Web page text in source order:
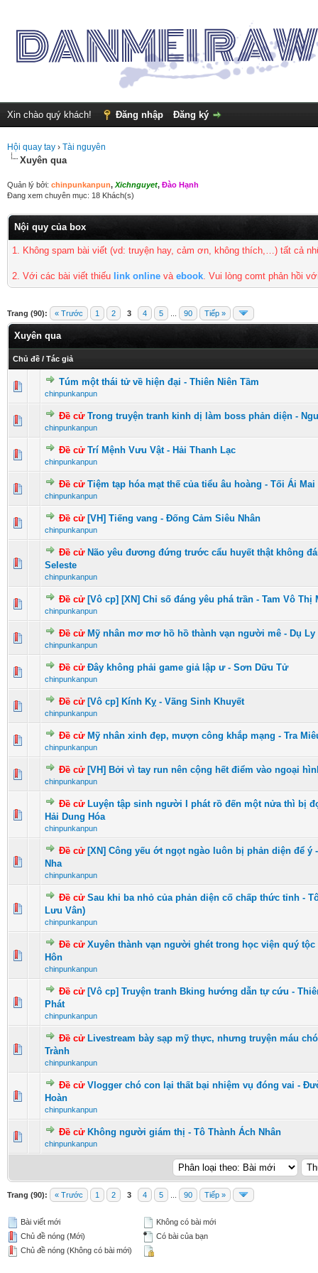
Xin chào quý khách! Đăng nhập Đăng ký
Hội quay tay › Tài nguyên
Xuyên qua
Quản lý bởi: chinpunkanpun, Xichnguyet, Đào Hạnh
Đang xem chuyên mục: 18 Khách(s)
Nội quy của box
1. Không spam bài viết (vd: truyện hay, cảm ơn, không thích,…) tất cả
2. Với các bài viết thiếu link online và ebook. Vui lòng comt phản hồi
Trang (90): « Trước 1 2 3 4 5 90 Tiếp »
Xuyên qua
Chủ đề / Tác giả
Túm một thái tử về hiện đại - Thiên Niên Tầm
chinpunkanpun
0 Vote(s) - 0 vượt quá 5 sao
12345
Đề cử Trong truyện tranh kinh dị làm boss phản diện -
chinpunkanpun
0 Vote(s) - 0 vượt quá 5 sao
12345
Đề cử Trí Mệnh Vưu Vật - Hải Thanh Lạc
chinpunkanpun
0 Vote(s) - 0 vượt quá 5 sao
12345
Đề cử Tiệm tạp hóa mạt thế của tiểu âu hoàng - Tối Ái
chinpunkanpun
0 Vote(s) - 0 vượt quá 5 sao
12345
Đề cử [VH] Tiếng vang - Đống Cảm Siêu Nhân
chinpunkanpun
0 Vote(s) - 0 vượt quá 5 sao
1 2345
Đề cử Não yêu đương đứng trước cẩu huyết thật không
Seleste
chinpunkanpun
Đề cử [Vô cp] [XN] Chỉ số đáng yêu phá trần - Tam Vô Thị
chinpunkanpun
0 Vote(s) - 0 vượt quá 5 sao
1 234 5
Đề cử Mỹ nhân mơ mơ hồ hồ thành vạn người mê - Dụ Ly
chinpunkanpun
0 Vote(s) - 0 vượt quá 5 sao
12 345
Đề cử Đây không phải game giả lập ư - Sơn Dữu Tử
chinpunkanpun
0 Vote(s) - 0 vượt quá 5 sao
1 2345
Đề cử [Vô cp] Kính Kỵ - Vãng Sinh Khuyết
chinpunkanpun
0 Vote(s) - 0 vượt quá 5 sao
1 2 345
Đề cử Mỹ nhân xinh đẹp, mượn công khắp mạng - Tra
chinpunkanpun
1 Vote(s) - 5 vượt quá 5 sao
123 45
Đề cử [VH] Bởi vì tay run nên cộng hết điểm vào ngoại
chinpunkanpun
0 Vote(s) - 0 vượt quá 5 sao
123 45
Đề cử Luyện tập sinh người I phát rồ đến một nửa thì bị
Hải Dung Hóa
chinpunkanpun
0 Vote(s) - 0 vượt quá 5 sao
Đề cử [XN] Công yếu ớt ngọt ngào luôn bị phản diện để ý
Nha
chinpunkanpun
Đề cử Sau khi ba nhỏ của phản diện cố chấp thức tỉnh -
Lưu Vân)
chinpunkanpun
Đề cử Xuyên thành vạn người ghét trong học viện quý tộc
Hôn
chinpunkanpun
Đề cử [Vô cp] Truyện tranh Bking hướng dẫn tự cứu -
Phát
chinpunkanpun
Đề cử Livestream bày sạp mỹ thực, nhưng truyện máu
Trành
chinpunkanpun
Đề cử Vlogger chó con lại thất bại nhiệm vụ đóng vai -
Hoàn
chinpunkanpun
Đề cử Không người giám thị - Tô Thành Ách Nhân
chinpunkanpun
0 Vote(s) - 0 vượt quá 5 sao
1234 5
Trang (90): « Trước 1 2 3 4 5 90 Tiếp »
Bài viết mới
Chủ đề nóng (Mới)
Chủ đề nóng (Không có bài mới)
Không có bài mới
Có bài của bạn